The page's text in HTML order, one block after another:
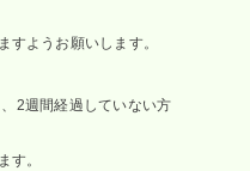
すようお願いします。
2週間経過していない方
す。